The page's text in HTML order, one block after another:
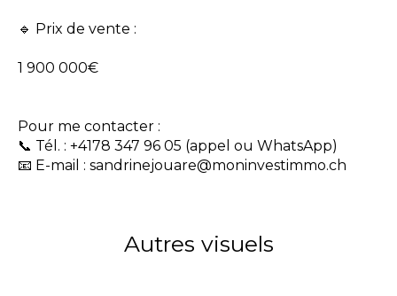
🔹 Prix de vente :
1 900 000€
Pour me contacter :
📞 Tél. : +4178 347 96 05 (appel ou WhatsApp)
📧 E-mail : sandrinejouare@moninvestimmo.ch
Autres visuels